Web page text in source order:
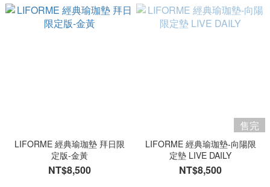
LIFORME 經典瑜珈墊 拜日限
定版-金黃
NT$8,500
售完
LIFORME 經典瑜珈墊-向陽限
定墊 LIVE DAILY
NT$8,500